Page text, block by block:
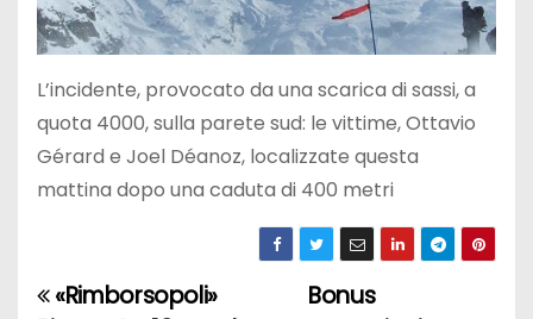
L’incidente, provocato da una scarica di sassi, a
quota 4000, sulla parete sud: le vittime, Ottavio
Gérard e Joel Déanoz, localizzate questa
mattina dopo una caduta di 400 metri
N
Bonus
«Rimborsopoli»